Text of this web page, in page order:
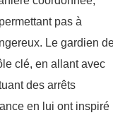
pas à
Le gardien
clé, en allant avec
des arrêts
en lui ont inspiré